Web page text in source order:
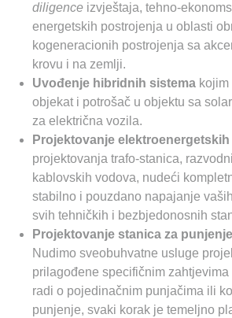
diligence izvještaja, tehno-
energetskih postrojenja u oblasti
kogeneracionih postrojenja sa
krovu i na zemlji.
Uvođenje hibridnih sistema
objekat i potrošač u objektu sa
za električna vozila.
Projektovanje
projektovanja trafo-stanica,
kablovskih vodova, nudeći
stabilno i pouzdano napajanje
svih tehničkih i bezbjedonosnih
Projektovanje stanica za
Nudimo sveobuhvatne usluge
prilagođene specifičnim
radi o pojedinačnim punjačima ili
punjenje, svaki korak je temeljno